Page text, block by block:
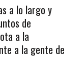
a lo largo y
de
a la
a la gente de